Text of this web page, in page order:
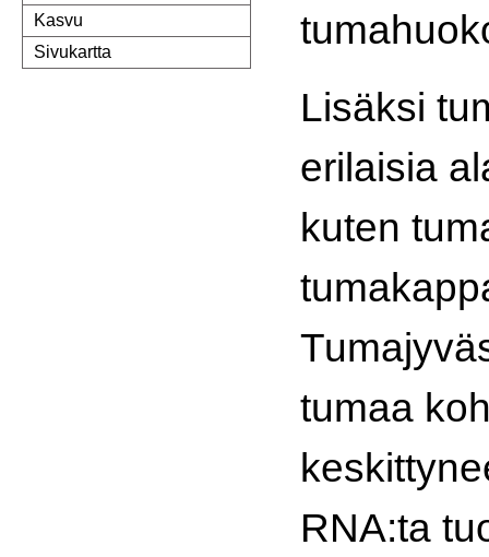
Kasvu
Sivukartta
Lisäksi
erilaisia
kuten
tumaa
RNA:ta